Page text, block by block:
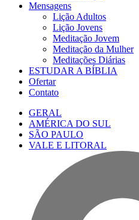
Mensagens
Lição Adultos
Lição Jovens
Meditação Jovem
Meditação da Mulher
Meditações Diárias
ESTUDAR A BÍBLIA
Ofertar
Contato
GERAL
AMÉRICA DO SUL
SÃO PAULO
VALE E LITORAL